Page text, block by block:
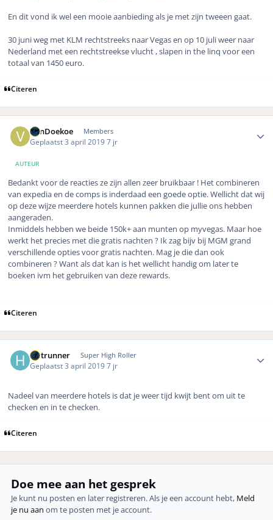
En dit vond ik wel een mooie aanbieding als je met zijn tweeen gaat.
30 juni weg met KLM rechtstreeks naar Vegas en op 10 juli weer naar
Nederland met een rechtstreekse vlucht , slapen in the linq voor een
totaal van 1450 euro.
Citeren
VanDoekoe Members
Geplaatst 3 april 20197 jr
AUTEUR
Bedankt voor de reacties ze zijn allen zeer bruikbaar ! Het combineren
van expedia en de comps is inderdaad een goede optie. Wellicht dat wij
op deze wijze meerdere hotels kunnen pakken die jullie ons hebben
aangeraden.
Inmiddels hebben we beide 150k+ aan munten op myvegas. Maar hoe
werkt het precies met die gratis nachten ? Ik zag bijv bij MGM grand
verschillende opties voor gratis nachten. Mag je die dan ook
combineren ? Want als dat kan is het wellicht handig om later te
boeken ivm het gebruiken van deze rewards.
Citeren
Hotrunner Super High Roller
Geplaatst 3 april 20197 jr
Nadeel van meerdere hotels is dat je weer tijd kwijt bent om uit te
checken en in te checken.
Citeren
Doe mee aan het gesprek
Je kunt nu posten en later registreren. Als je een account hebt, Meld
je nu aan om te posten met je account.